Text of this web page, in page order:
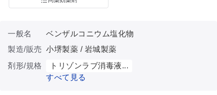
一般名
ベンザルコニウム塩化物
製造/販売 小堺製薬 / 岩城製薬
剤形/規格
トリゾンラブ消毒液...
すべて見る